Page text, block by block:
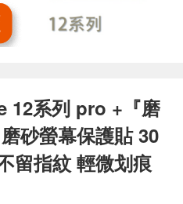
12系列 pro +『磨
砂螢幕保護貼 30
留指紋 輕微划痕